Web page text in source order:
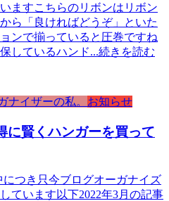
ますこちらのリボンはリボン
ら「良ければどうぞ」といた
ンで揃っていると圧巻ですね
しているハンド...続きを読む
ナイザーの私。 お知らせ
に賢くハンガーを買って
つき只今ブログオーガナイズ
ています以下2022年3月の記事